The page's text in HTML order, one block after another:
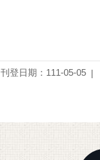
刊登日期：111-05-05